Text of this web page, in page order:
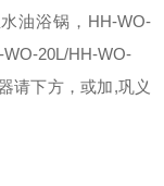
油浴锅，HH-WO-
20L/HH-WO-
请下方，或加,巩义